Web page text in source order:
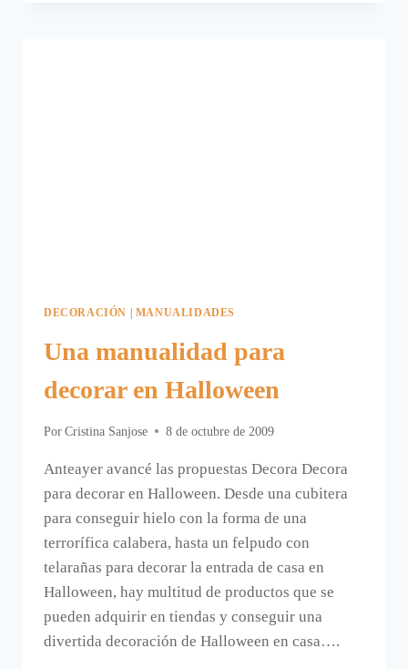
DECORACIÓN MANUALIDADES
Una manualidad para
decorar en Halloween
Por Cristina Sanjose 8 de octubre de 2009
Anteayer avancé las propuestas Decora Decora
para decorar en Halloween. Desde una cubitera
para conseguir hielo con la forma de una
terrorífica calabera, hasta un felpudo con
telarañas para decorar la entrada de casa en
Halloween, hay multitud de productos que se
pueden adquirir en tiendas y conseguir una
divertida decoración de Halloween en casa….